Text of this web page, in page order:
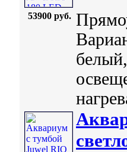
53900 руб.